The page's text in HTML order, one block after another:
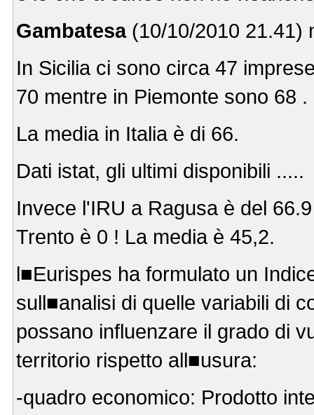
Gambatesa (10/10/2010 21.41)
In Sicilia ci sono circa 47
70 mentre in Piemonte sono 68 .
La media in Italia è di 66.
Dati istat, gli ultimi disponibili .....
Invece l'IRU a Ragusa è del
Trento è 0 ! La media è 45,2.
l■Eurispes ha formulato un
sull■analisi di quelle variabili di
possano influenzare il grado di
territorio rispetto all■usura:
-quadro economico: Prodotto